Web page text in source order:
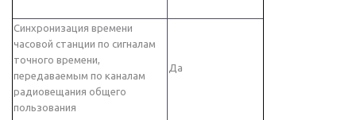
Синхронизация времени
часовой станции по сигналам
точного времени,
передаваемым по каналам
радиовещания общего
пользования
Да